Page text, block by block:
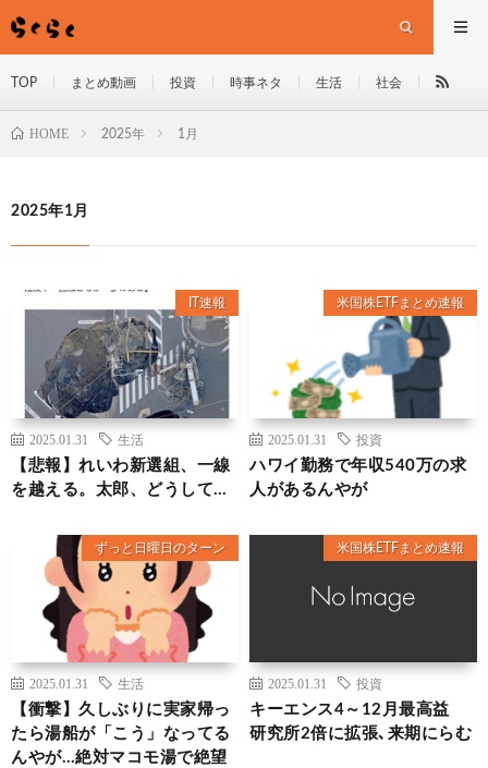
TOP まとめ動画 投資 時事ネタ 生活 社会
HOME 2025年 1月
2025年1月
IT速報
2025.01.31 生活
【悲報】れいわ新選組、一線
を越える。太郎、どうして…
米国株ETFまとめ速報
2025.01.31 投資
ハワイ勤務で年収540万の求
人があるんやが
ずっと日曜日のターン
2025.01.31 生活
【衝撃】久しぶりに実家帰っ
たら湯船が「こう」なってる
んやが…絶対マコモ湯で絶望
米国株ETFまとめ速報
2025.01.31 投資
キーエンス4～12月最高益
研究所2倍に拡張､来期にらむ